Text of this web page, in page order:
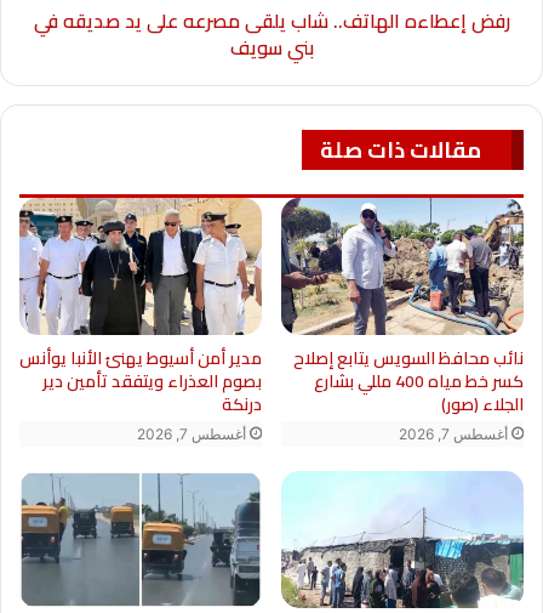
رفض إعطاءه الهاتف.. شاب يلقى مصرعه على يد صديقه في
بني سويف
مقالات ذات صلة
نائب محافظ السويس يتابع إصلاح
كسر خط مياه 400 مللي بشارع
الجلاء (صور)
أغسطس 7, 2026
مدير أمن أسيوط يهنئ الأنبا يوأنس
بصوم العذراء ويتفقد تأمين دير
درنكة
أغسطس 7, 2026